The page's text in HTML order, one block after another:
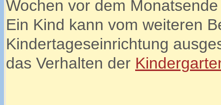
Wochen vor dem
Ein Kind kann vom weiteren
Kindertageseinrichtung
das Verhalten der